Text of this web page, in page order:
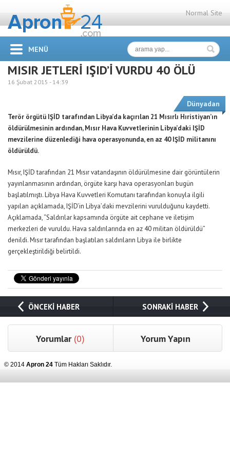
Normal Site
MENÜ
MISIR JETLERİ IŞID’İ VURDU 40 ÖLÜ
16 Şubat 2015 - 14:39
Dünyadan
Terör örgütü IŞİD tarafından Libya’da kaçırılan 21 Mısırlı Hıristiyan’ın
öldürülmesinin ardından, Mısır Hava Kuvvetlerinin Libya’daki IŞİD
mevzilerine düzenlediği hava operasyonunda, en az 40 IŞİD militanını
öldürüldü.
Mısır, IŞİD tarafından 21 Mısır vatandaşının öldürülmesine dair görüntülerin
yayınlanmasının ardından, örgüte karşı hava operasyonları bugün
başlatılmıştı. Libya Hava Kuvvetleri Komutanı tarafından konuyla ilgili
yapılan açıklamada, IŞİD’in Libya’daki mevzilerini vurulduğunu kaydetti.
Açıklamada, “Saldırılar kapsamında örgüte ait cephane ve iletişim
merkezleri de vuruldu. Hava saldırılarında en az 40 militan öldürüldü”
denildi. Mısır tarafından başlatılan saldırıların Libya ile birlikte
gerçekleştirildiği belirtildi.
ÖNCEKİ HABER SONRAKİ HABER
Yorumlar (0) Yorum Yapın
© 2014 Apron 24 Tüm Hakları Saklıdır.